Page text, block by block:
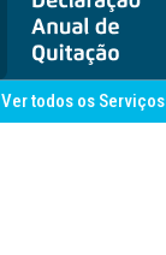
Ver todos os Serviços